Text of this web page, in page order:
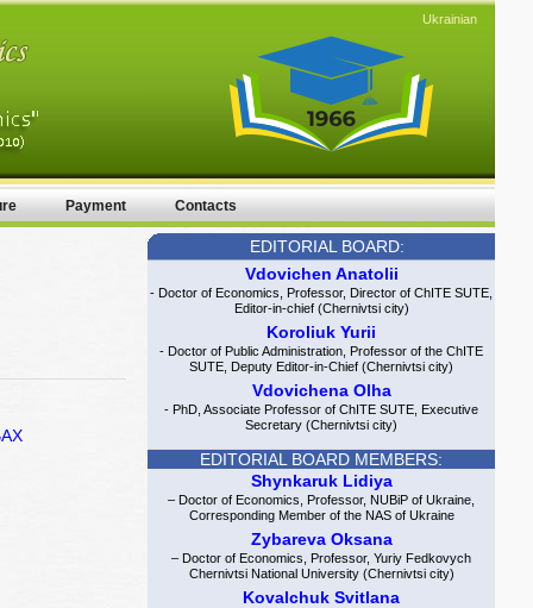
Payment Contacts
Ukrainian
EDITORIAL BOARD:
Vdovichen Anatolii
- Doctor of Economics, Professor, Director of ChITE SUTE,
Editor-in-chief (Chernivtsi city)
Koroliuk Yurii
- Doctor of Public Administration, Professor of the ChITE
SUTE, Deputy Editor-in-Chief (Chernivtsi city)
Vdovichena Olha
- PhD, Associate Professor of ChITE SUTE, Executive
Secretary (Chernivtsi city)
EDITORIAL BOARD MEMBERS:
Shynkaruk Lidiya
– Doctor of Economics, Professor, NUBiP of Ukraine,
Corresponding Member of the NAS of Ukraine
Zybareva Oksana
– Doctor of Economics, Professor, Yuriy Fedkovych
Chernivtsi National University (Chernivtsi city)
Kovalchuk Svitlana